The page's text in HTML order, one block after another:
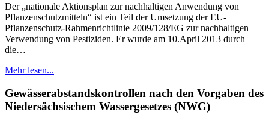
Der „nationale Aktionsplan zur nachhaltigen Anwendung von
Pflanzenschutzmitteln“ ist ein Teil der Umsetzung der EU-
Pflanzenschutz-Rahmenrichtlinie 2009/128/EG zur nachhaltigen
Verwendung von Pestiziden. Er wurde am 10.April 2013 durch
die…
Mehr lesen...
Gewässerabstandskontrollen nach den Vorgaben des
Niedersächsischem Wassergesetzes (NWG)